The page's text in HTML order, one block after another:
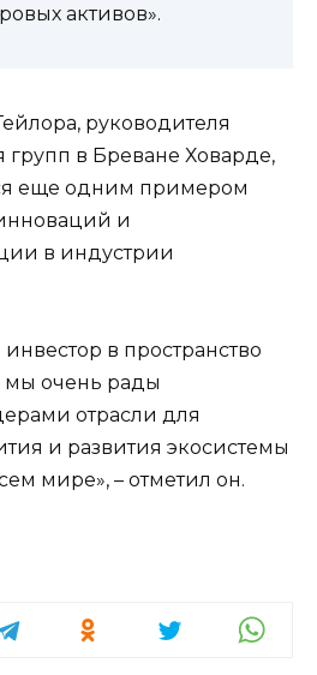
активов».
руководителя
групп в Бреване Ховарде,
еще одним примером
и
в индустрии
в пространство
мы очень рады
отрасли для
и развития экосистемы
мире», – отметил он.